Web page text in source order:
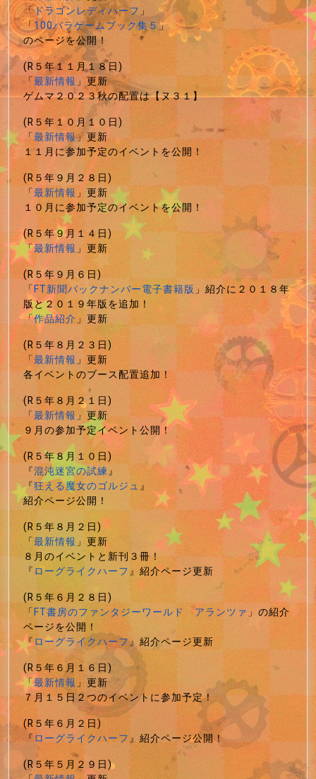
「ドラゴンレディハーフ」
「100パラゲームブック集５ 」
のページを公開！
(R５年１１月１８日)
「最新情報」更新
ゲムマ２０２３秋の配置は【ヌ３１】
(R５年１０月１０日)
「最新情報」更新
１１月に参加予定のイベントを公開！
(R５年９月２８日)
「最新情報」更新
１０月に参加予定のイベントを公開！
(R５年９月１４日)
「最新情報」更新
(R５年９月６日)
「FT新聞バックナンバー電子書籍版」紹介に２０１８年
版と２０１９年版を追加！
「作品紹介」更新
(R５年８月２３日)
「最新情報」更新
各イベントのブース配置追加！
(R５年８月２１日)
「最新情報」更新
９月の参加予定イベント公開！
(R５年８月１０日)
『混沌迷宮の試練』
『狂える魔女のゴルジュ』
紹介ページ公開！
(R５年８月２日)
「最新情報」更新
８月のイベントと新刊３冊！
『ローグライクハーフ』紹介ページ更新
(R５年６月２８日)
「FT書房のファンタジーワールド アランツァ」の紹介
ページを公開！
『ローグライクハーフ』紹介ページ更新
(R５年６月１６日)
「最新情報」更新
７月１５日２つのイベントに参加予定！
(R５年６月２日)
『ローグライクハーフ』紹介ページ公開！
(R５年５月２９日)